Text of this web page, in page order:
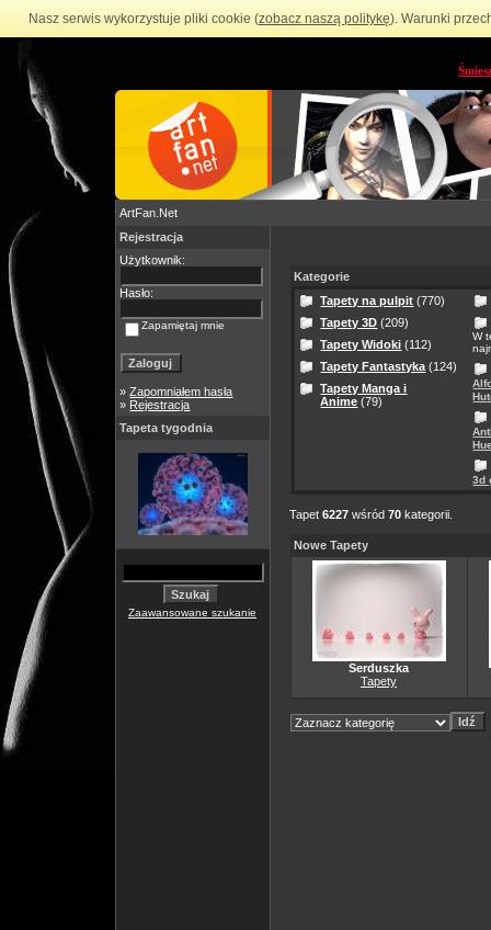
Nasz serwis wykorzystuje pliki cookie (zobacz naszą politykę). Warunki
ArtFan.Net
Rejestracja
Użytkownik:
Hasło:
Zapamiętaj mnie
»Zapomniałem hasła
» Rejestracja
Tapeta tygodnia
Zaawansowane szukanie
Kategorie
Tapety na pulpit (770)
Tapety 3D (209)
Tapety Widoki (112)
Tapety Fantastyka (124)
Tapety Manga i
Anime (79)
W
3d
Tapet6227 wśród70 kategorii.
Nowe Tapety
Serduszka
Tapety